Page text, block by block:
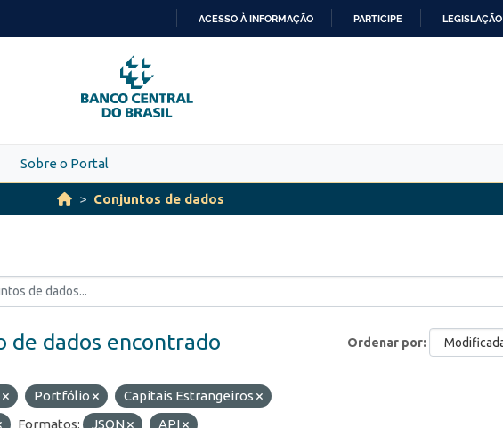
PARA
O
CONTEÚDO
ACESSO À INFORMAÇÃO PARTICIPE LEGISLAÇÃO
Sobre o Portal
Conjuntos de dados
Ordenar por
de dados encontrado
Portfólio
Capitais Estrangeiros
Formatos: JSON API